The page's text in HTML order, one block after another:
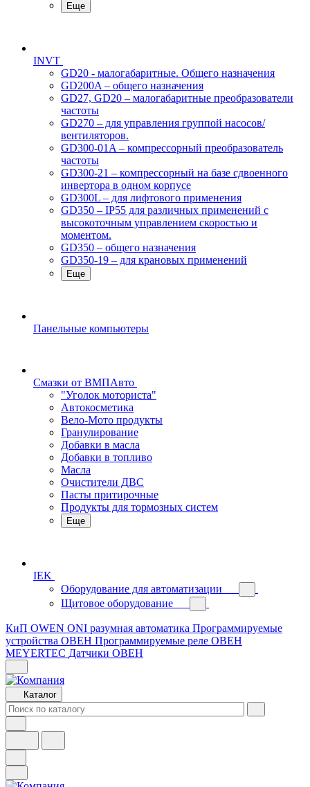
Еще
INVT
GD20 - малогабаритные. Общего назначения
GD200A – общего назначения
GD27, GD20 – малогабаритные преобразователи
частоты
GD270 – для управления группой насосов/
вентиляторов.
GD300-01A – компрессорный преобразователь
частоты
GD300-21 – компрессорный на базе сдвоенного
инвертора в одном корпусе
GD300L – для лифтового применения
GD350 – IP55 для различных применений с
высокоточным управлением скоростью и
моментом.
GD350 – общего назначения
GD350-19 – для крановых применений
Еще
Панельные компьютеры
Смазки от ВМПАвто
"Уголок моториста"
Автокосметика
Вело-Мото продукты
Гранулирование
Добавки в масла
Добавки в топливо
Масла
Очистители ДВС
Пасты притирочные
Продукты для тормозных систем
Еще
IEK
Оборудование для автоматизации
Щитовое оборудование
КиП OWEN ONI разумная автоматика Программируемые
устройства ОВЕН Программируемые реле ОВЕН
MEYERTEC Датчики ОВЕН
Каталог